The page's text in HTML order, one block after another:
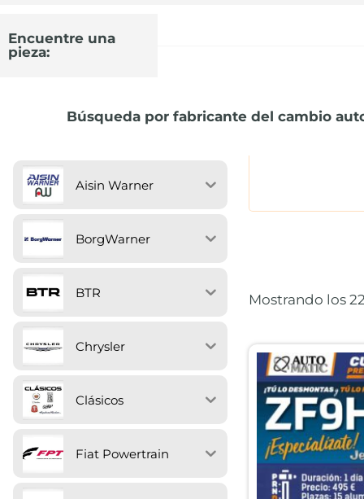
Encuentre una
pieza:
Búsqueda por fabricante del cambio
Aisin Warner
BorgWarner
BTR
Chrysler
Clásicos
Fiat Powertrain
Mostrando los